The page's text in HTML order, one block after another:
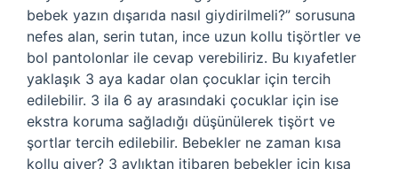
bebek yazın dışarıda nasıl giydirilmeli?” sorusuna
nefes alan, serin tutan, ince uzun kollu tişörtler ve
bol pantolonlar ile cevap verebiliriz. Bu kıyafetler
yaklaşık 3 aya kadar olan çocuklar için tercih
edilebilir. 3 ila 6 ay arasındaki çocuklar için ise
ekstra koruma sağladığı düşünülerek tişört ve
şortlar tercih edilebilir. Bebekler ne zaman kısa
kollu giyer? 3 aylıktan itibaren bebekler için kısa